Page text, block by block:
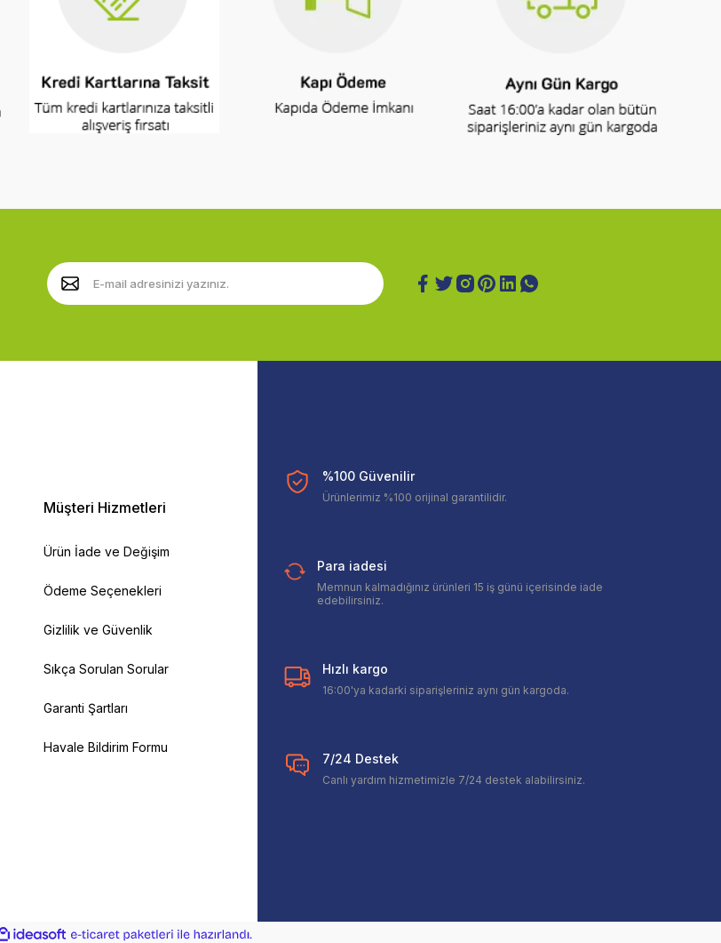
Müşteri Hizmetleri
Ürün İade ve Değişim
Ödeme Seçenekleri
Gizlilik ve Güvenlik
Sıkça Sorulan Sorular
Garanti Şartları
Havale Bildirim Formu
%100 Güvenilir
Ürünlerimiz %100 orijinal garantilidir.
Para iadesi
Memnun kalmadığınız ürünleri 15 iş günü içerisinde iade
edebilirsiniz.
Hızlı kargo
16:00'ya kadarki siparişleriniz aynı gün kargoda.
7/24 Destek
Canlı yardım hizmetimizle 7/24 destek alabilirsiniz.
ideasoft e-